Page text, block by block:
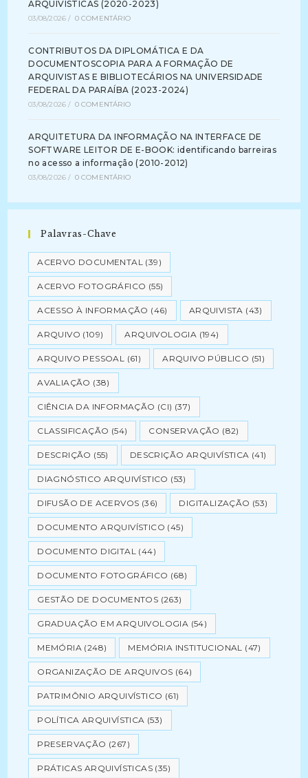
ARQUIVÍSTICAS (2020-2023)
03/08/2026 / 0 COMENTÁRIO
CONTRIBUTOS DA DIPLOMÁTICA E DA
DOCUMENTOSCOPIA PARA A FORMAÇÃO DE
ARQUIVISTAS E BIBLIOTECÁRIOS NA UNIVERSIDADE
FEDERAL DA PARAÍBA (2023-2024)
03/08/2026 / 0 COMENTÁRIO
ARQUITETURA DA INFORMAÇÃO NA INTERFACE DE
SOFTWARE LEITOR DE E-BOOK: identificando barreiras
no acesso a informação (2010-2012)
03/08/2026 / 0 COMENTÁRIO
Palavras-Chave
ACERVO DOCUMENTAL (39)
ACERVO FOTOGRÁFICO (55)
ACESSO À INFORMAÇÃO (46) ARQUIVISTA (43)
ARQUIVO (109) ARQUIVOLOGIA (194)
ARQUIVO PESSOAL (61) ARQUIVO PÚBLICO (51)
AVALIAÇÃO (38)
CIÊNCIA DA INFORMAÇÃO (CI) (37)
CLASSIFICAÇÃO (54) CONSERVAÇÃO (82)
DESCRIÇÃO (55) DESCRIÇÃO ARQUIVÍSTICA (41)
DIAGNÓSTICO ARQUIVÍSTICO (53)
DIFUSÃO DE ACERVOS (36) DIGITALIZAÇÃO (53)
DOCUMENTO ARQUIVÍSTICO (45)
DOCUMENTO DIGITAL (44)
DOCUMENTO FOTOGRÁFICO (68)
GESTÃO DE DOCUMENTOS (263)
GRADUAÇÃO EM ARQUIVOLOGIA (54)
MEMÓRIA (248) MEMÓRIA INSTITUCIONAL (47)
ORGANIZAÇÃO DE ARQUIVOS (64)
PATRIMÔNIO ARQUIVÍSTICO (61)
POLÍTICA ARQUIVÍSTICA (53)
PRESERVAÇÃO (267)
PRÁTICAS ARQUIVÍSTICAS (35)